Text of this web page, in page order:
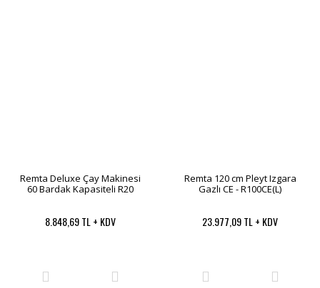
Remta Deluxe Çay Makinesi
60 Bardak Kapasiteli R20
8.848,69 TL + KDV
Remta 120 cm Pleyt Izgara
Gazlı CE - R100CE(L)
23.977,09 TL + KDV